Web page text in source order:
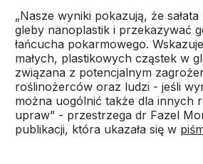
„Nasze wyniki pokazują, że
gleby nanoplastik i przekazywać
łańcucha pokarmowego.
małych, plastikowych cząstek w
związana z potencjalnym
roślinożerców oraz ludzi - jeśli
można uogólnić także dla innych
upraw” - przestrzega dr Fazel
publikacji, która ukazała się w